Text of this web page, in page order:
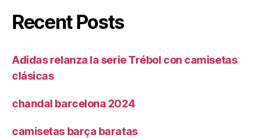
Recent Posts
Adidas relanza la serie Trébol con camisetas
clásicas
chandal barcelona 2024
camisetas barça baratas